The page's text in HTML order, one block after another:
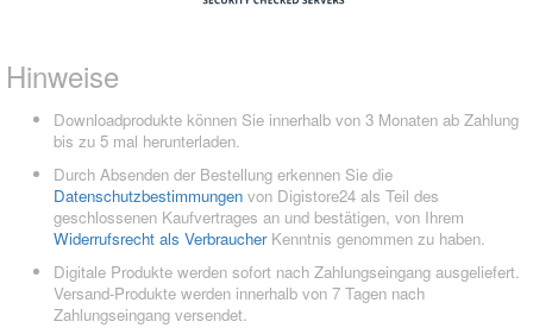
Hinweise
Downloadprodukte können Sie innerhalb von 3 Monaten ab Zahlung
bis zu 5 mal herunterladen.
Durch Absenden der Bestellung erkennen Sie die
Datenschutzbestimmungen von Digistore24 als Teil des
geschlossenen Kaufvertrages an und bestätigen, von Ihrem
Widerrufsrecht als VerbraucherKenntnis genommen zu haben.
Digitale Produkte werden sofort nach Zahlungseingang ausgeliefert.
Versand-Produkte werden innerhalb von 7 Tagen nach
Zahlungseingang versendet.